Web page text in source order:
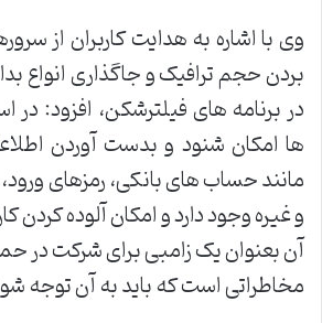
وی با اشاره به هدایت کاربران از
بردن حجم ترافیک و جاگذاری انواع
در برنامه های فیلترشکن، افزود: در
ها امکان شنود و بدست آوردن
مانند حساب های بانکی، رمزهای
و غیره وجود دارد و امکان آلوده کردن
آن بعنوان یک زامبی برای شرکت در
مخاطراتی است که باید به آن توجه